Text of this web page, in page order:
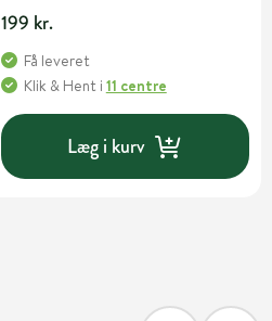
199 kr.
Få leveret
Klik & Hent i 11 centre
Læg i kurv